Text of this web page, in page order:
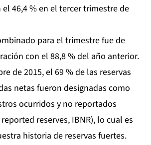
46,4 % en el tercer trimestre de
para el trimestre fue de
con el 88,8 % del año anterior.
de 2015, el 69 % de las reservas
netas fueron designadas como
ocurridos y no reportados
reserves, IBNR), lo cual es
historia de reservas fuertes.